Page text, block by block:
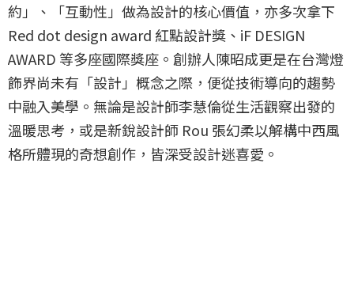
約」、「互動性」做為設計的核心價值，亦多次拿下
Red dot design award 紅點設計獎、iF DESIGN
AWARD 等多座國際獎座。創辦人陳昭成更是在台灣燈
飾界尚未有「設計」概念之際，便從技術導向的趨勢
中融入美學。無論是設計師李慧倫從生活觀察出發的
溫暖思考，或是新銳設計師 Rou 張幻柔以解構中西風
格所體現的奇想創作，皆深受設計迷喜愛。